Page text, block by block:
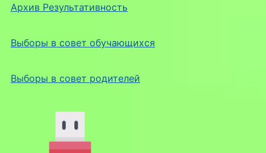
Архив Результативность
Выборы в совет обучающихся
Выборы в совет родителей